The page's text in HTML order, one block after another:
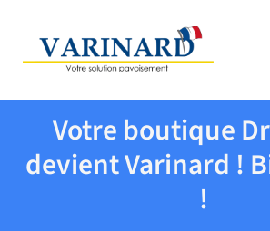
Aller à la navigation
Aller au contenu
Tous les produits
Drapeaux et pavillons
Votre boutique
devient Varinard !
!